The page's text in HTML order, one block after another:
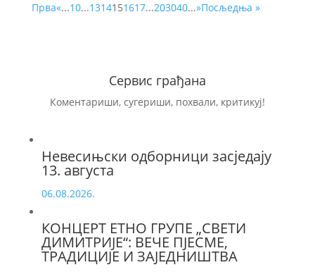
Прва«...10...1314151617...203040...»Посљедња »
Сервис грађана
Коментариши, сугериши, похвали, критикуј!
Невесињски одборници засједају
13. августа
06.08.2026.
КОНЦЕРТ ЕТНО ГРУПЕ „СВЕТИ
ДИМИТРИЈЕ“: ВЕЧЕ ПЈЕСМЕ,
ТРАДИЦИЈЕ И ЗАЈЕДНИШТВА